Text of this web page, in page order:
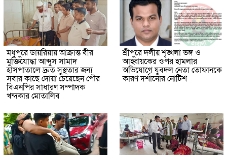
মধুপুরে ডায়রিয়ায় আক্রান্ত বীর
মুক্তিযোদ্ধা আব্দুস সামাদ
হাসপাতালে দ্রুত সুস্থতার জন্য
সবার কাছে দোয়া চেয়েছেন পৌর
বিএনপির সাধারণ সম্পাদক
খন্দকার মোতালিব
শ্রীপুরে দলীয় শৃঙ্খলা ভঙ্গ ও
আহ্বায়কের ওপর হামলার
অভিযোগে যুবদল নেতা তোফানকে
কারণ দর্শানোর নোটিশ